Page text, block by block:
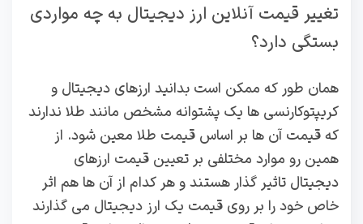
تغییر قیمت آنلاین ارز دیجیتال به چه مواردی
بستگی دارد؟
همان طور که ممکن است بدانید ارزهای دیجیتال و
کریپتوکارنسی ها یک پشتوانه مشخص مانند طلا ندارند
که قیمت آن ها بر اساس قیمت طلا معین شود. از
همین رو موارد مختلفی بر تعیین قیمت ارزهای
دیجیتال تاثیر گذار هستند و هر کدام از آن ها هم اثر
خاص خود را بر روی قیمت یک ارز دیجیتال می گذارند